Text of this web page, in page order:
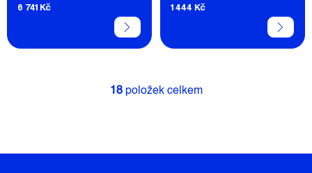
6 741 Kč
1 444 Kč
O
18položek celkem